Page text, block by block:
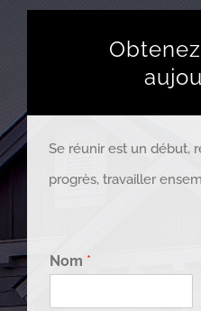
Se réunir est un début,
progrès, travailler
Nom *